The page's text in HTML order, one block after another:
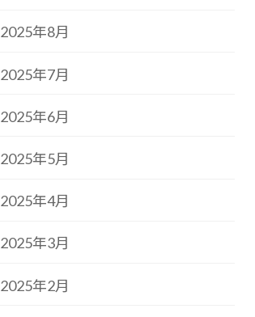
2025年8月
2025年7月
2025年6月
2025年5月
2025年4月
2025年3月
2025年2月